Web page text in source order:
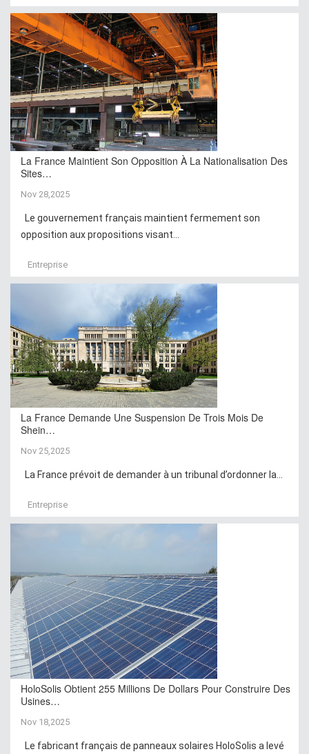
La France Maintient Son Opposition À La Nationalisation Des
Sites…
Nov 28,2025
Le gouvernement français maintient fermement son
opposition aux propositions visant...
Entreprise
La France Demande Une Suspension De Trois Mois De
Shein…
Nov 25,2025
La France prévoit de demander à un tribunal d’ordonner la...
Entreprise
HoloSolis Obtient 255 Millions De Dollars Pour Construire Des
Usines…
Nov 18,2025
Le fabricant français de panneaux solaires HoloSolis a levé